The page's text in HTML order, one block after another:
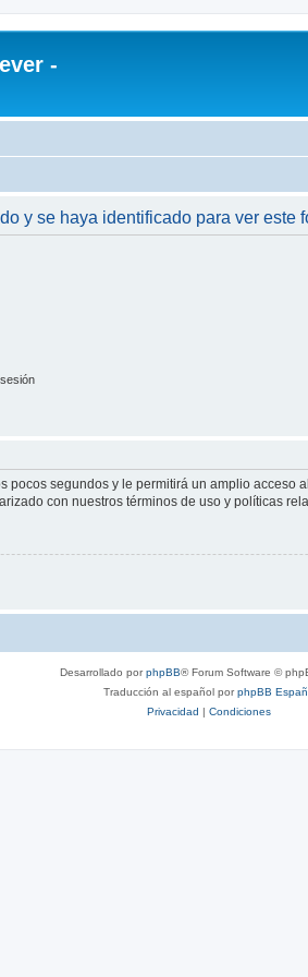
-
y se haya identificado para ver este
pocos segundos y le permitirá un amplio
con nuestros términos de uso y políticas
Desarrollado porphpBB® Forum Software ©
Traducción al español porphpBB
Privacidad | Condiciones